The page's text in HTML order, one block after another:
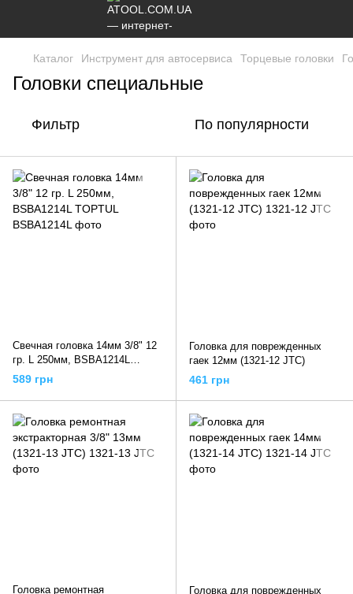
Каталог Инструмент для автосервиса Торцевые головки
Головки специальные
Фильтр По популярности
Свечная головка 14мм 3/8" 12
гр. L 250мм, BSBA1214L
TOPTUL
589 грн
Головка для поврежденных
гаек 12мм (1321-12 JTC)
461 грн
Головка ремонтная
Головка для поврежденных